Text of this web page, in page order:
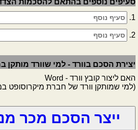
סעיפים נוספים בהתאם להסכמות
1.
2.
יצירת הסכם בוורד - למי שוורד מותקן
האם ליצור קובץ וורד - Word
(למי שמותקן וורד של חברת מיקרוסופט